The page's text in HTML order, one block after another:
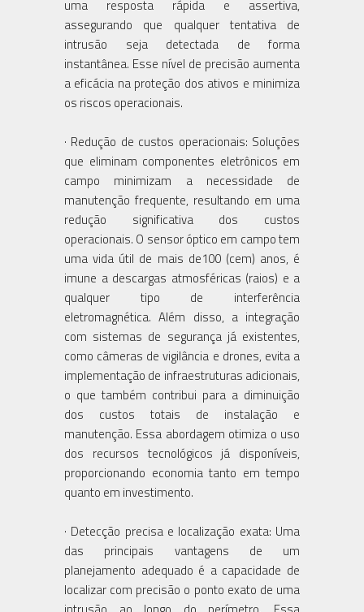
uma resposta rápida e assertiva,
assegurando que qualquer tentativa de
intrusão seja detectada de forma
instantânea. Esse nível de precisão aumenta
a eficácia na proteção dos ativos e minimiza
os riscos operacionais.
· Redução de custos operacionais: Soluções
que eliminam componentes eletrônicos em
campo minimizam a necessidade de
manutenção frequente, resultando em uma
redução significativa dos custos
operacionais. O sensor óptico em campo tem
uma vida útil de mais de100 (cem) anos, é
imune a descargas atmosféricas (raios) e a
qualquer tipo de interferência
eletromagnética. Além disso, a integração
com sistemas de segurança já existentes,
como câmeras de vigilância e drones, evita a
implementação de infraestruturas adicionais,
o que também contribui para a diminuição
dos custos totais de instalação e
manutenção. Essa abordagem otimiza o uso
dos recursos tecnológicos já disponíveis,
proporcionando economia tanto em tempo
quanto em investimento.
· Detecção precisa e localização exata: Uma
das principais vantagens de um
planejamento adequado é a capacidade de
localizar com precisão o ponto exato de uma